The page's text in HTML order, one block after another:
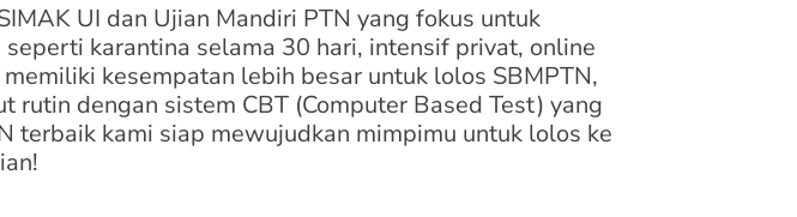
UI dan Ujian Mandiri PTN yang fokus untuk
karantina selama 30 hari, intensif privat, online
kesempatan lebih besar untuk lolos SBMPTN,
rutin dengan sistem CBT (Computer Based Test) yang
terbaik kami siap mewujudkan mimpimu untuk lolos ke